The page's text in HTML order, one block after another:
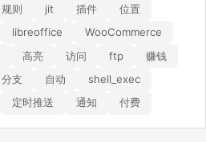
规则 jit 插件
位置
libreoffice
WooCommerce
高亮 访问 ftp
赚钱
分支 自动
shell_exec
定时推送 通知 付费